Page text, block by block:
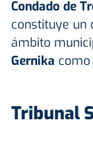
Condado de
constituye un
ámbito
Gernika
Tribunal